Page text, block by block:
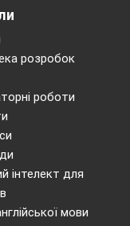
розробок
роботи
інтелект для
мови